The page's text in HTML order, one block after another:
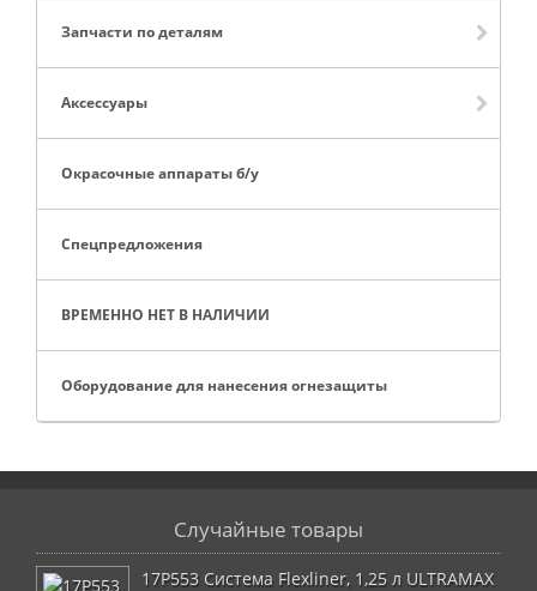
Запчасти по деталям
Аксессуары
Окрасочные аппараты б/у
Спецпредложения
ВРЕМЕННО НЕТ В НАЛИЧИИ
Оборудование для нанесения огнезащиты
Случайные товары
17P553 Система Flexliner, 1,25 л ULTRAMAX